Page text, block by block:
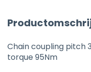
Chain coupling pitch
torque 95Nm